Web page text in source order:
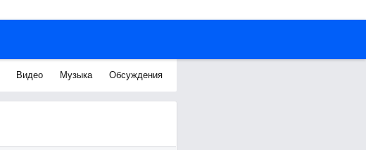
Видео Музыка Обсуждения